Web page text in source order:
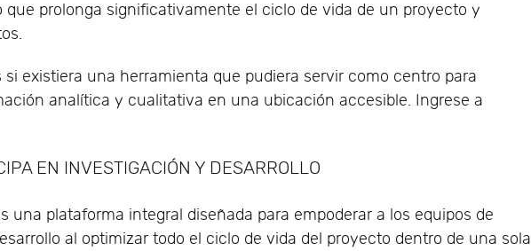
que prolonga significativamente el ciclo de vida de un proyecto y
si existiera una herramienta que pudiera servir como centro para
analítica y cualitativa en una ubicación accesible. Ingrese a
EN INVESTIGACIÓN Y DESARROLLO
una plataforma integral diseñada para empoderar a los equipos de
al optimizar todo el ciclo de vida del proyecto dentro de una sola